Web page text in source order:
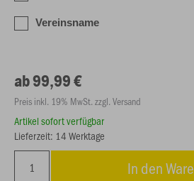
Vereinsname
ab 99,99 €
Preis inkl. 19% MwSt. zzgl. Versand
Artikel sofort verfügbar
Lieferzeit: 14 Werktage
In den